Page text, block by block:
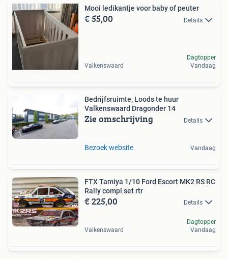
Mooi ledikantje voor baby of peuter
€ 55,00 Details
Valkenswaard
Dagtopper
Vandaag
Bedrijfsruimte, Loods te huur
Valkenswaard Dragonder 14
Zie omschrijving Details
Bezoek website Vandaag
FTX Tamiya 1/10 Ford Escort MK2 RS RC
Rally compl set rtr
€ 225,00 Details
Valkenswaard
Dagtopper
Vandaag